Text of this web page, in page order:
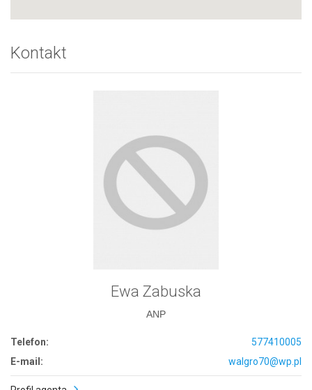
Kontakt
Ewa Zabuska
ANP
Telefon:
577410005
E-mail:
walgro70@wp.pl